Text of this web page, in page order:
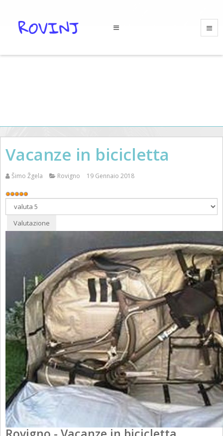
Vacanze in bicicletta
Šimo Žgela Rovigno 19 Gennaio 2018
Valutazione
attuale:
/
Valuta